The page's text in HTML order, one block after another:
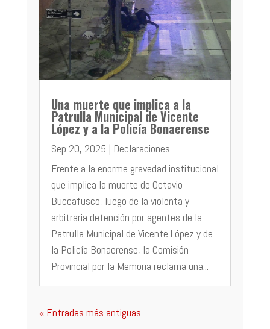
Una muerte que implica a la
Patrulla Municipal de Vicente
López y a la Policía Bonaerense
Sep 20, 2025 | Declaraciones
Frente a la enorme gravedad institucional
que implica la muerte de Octavio
Buccafusco, luego de la violenta y
arbitraria detención por agentes de la
Patrulla Municipal de Vicente López y de
la Policía Bonaerense, la Comisión
Provincial por la Memoria reclama una...
« Entradas más antiguas